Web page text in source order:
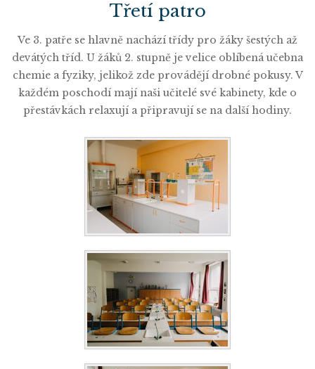
Třetí patro
Ve 3. patře se hlavně nachází třídy pro žáky šestých až
devátých tříd. U žáků 2. stupně je velice oblíbená učebna
chemie a fyziky, jelikož zde provádějí drobné pokusy. V
každém poschodí mají naši učitelé své kabinety, kde o
přestávkách relaxují a připravují se na další hodiny.